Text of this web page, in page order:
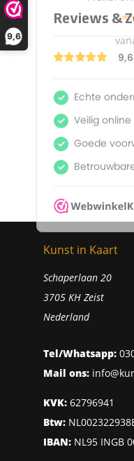
9,6
Kunst in Kaart
Schaperlaan 20
3705 KH Zeist
Nederland
Tel/Whatsapp:
Mail ons:
KVK: 62796941
Btw:
IBAN: NL95 INGB